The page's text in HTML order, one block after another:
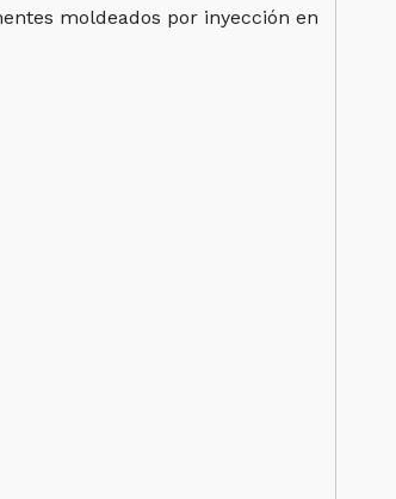
moldeados por inyección en